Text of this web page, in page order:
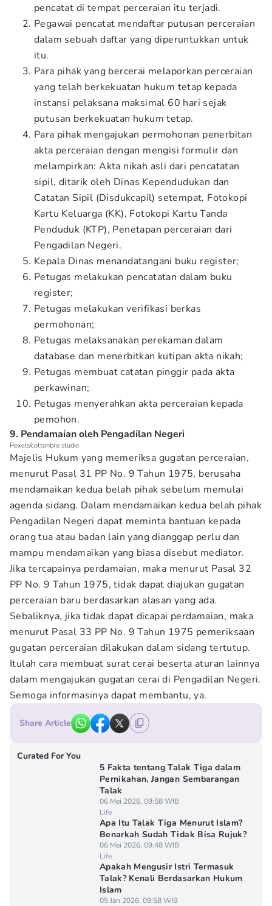
pencatat di tempat perceraian itu terjadi.
Pegawai pencatat mendaftar putusan perceraian
dalam sebuah daftar yang diperuntukkan untuk
itu.
Para pihak yang bercerai melaporkan perceraian
yang telah berkekuatan hukum tetap kepada
instansi pelaksana maksimal 60 hari sejak
putusan berkekuatan hukum tetap.
Para pihak mengajukan permohonan penerbitan
akta perceraian dengan mengisi formulir dan
melampirkan: Akta nikah asli dari pencatatan
sipil, ditarik oleh Dinas Kependudukan dan
Catatan Sipil (Disdukcapil) setempat, Fotokopi
Kartu Keluarga (KK), Fotokopi Kartu Tanda
Penduduk (KTP), Penetapan perceraian dari
Pengadilan Negeri.
Kepala Dinas menandatangani buku register;
Petugas melakukan pencatatan dalam buku
register;
Petugas melakukan verifikasi berkas
permohonan;
Petugas melaksanakan perekaman dalam
database dan menerbitkan kutipan akta nikah;
Petugas membuat catatan pinggir pada akta
perkawinan;
Petugas menyerahkan akta perceraian kepada
pemohon.
9. Pendamaian oleh Pengadilan Negeri
Pexels/cottonbro studio
Majelis Hukum yang memeriksa gugatan perceraian,
menurut Pasal 31 PP No. 9 Tahun 1975, berusaha
mendamaikan kedua belah pihak sebelum memulai
agenda sidang. Dalam mendamaikan kedua belah pihak
Pengadilan Negeri dapat meminta bantuan kepada
orang tua atau badan lain yang dianggap perlu dan
mampu mendamaikan yang biasa disebut mediator.
Jika tercapainya perdamaian, maka menurut Pasal 32
PP No. 9 Tahun 1975, tidak dapat diajukan gugatan
perceraian baru berdasarkan alasan yang ada.
Sebaliknya, jika tidak dapat dicapai perdamaian, maka
menurut Pasal 33 PP No. 9 Tahun 1975 pemeriksaan
gugatan perceraian dilakukan dalam sidang tertutup.
Itulah cara membuat surat cerai beserta aturan lainnya
dalam mengajukan gugatan cerai di Pengadilan Negeri.
Semoga informasinya dapat membantu, ya.
Share Article
Curated For You
5 Fakta tentang Talak Tiga dalam
Pernikahan, Jangan Sembarangan
Talak
06 Mei 2026, 09:58 WIB
Life
Apa Itu Talak Tiga Menurut Islam?
Benarkah Sudah Tidak Bisa Rujuk?
06 Mei 2026, 09:48 WIB
Life
Apakah Mengusir Istri Termasuk
Talak? Kenali Berdasarkan Hukum
Islam
05 Jan 2026, 09:58 WIB